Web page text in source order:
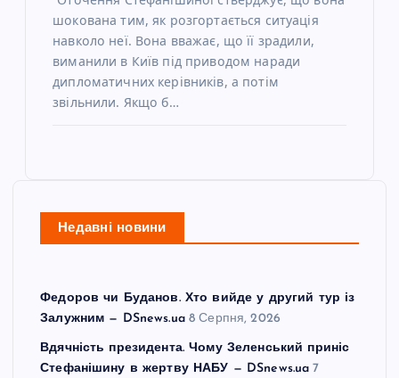
шокована тим, як розгортається ситуація
навколо неї. Вона вважає, що її зрадили,
виманили в Київ під приводом наради
дипломатичних керівників, а потім
звільнили. Якщо б…
Недавні новини
Федоров чи Буданов. Хто вийде у другий тур із
Залужним — DSnews.ua 8 Серпня, 2026
Вдячність президента. Чому Зеленський приніс
Стефанішину в жертву НАБУ — DSnews.ua 7